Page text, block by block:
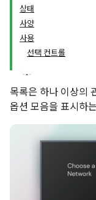
상태
사양
사용
선택 컨트롤
목록은 하나 이상의
옵션 모음을 표시하